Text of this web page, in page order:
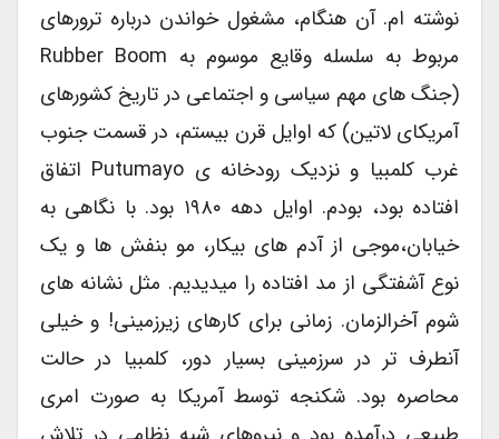
نوشته ام. آن هنگام، مشغول خواندن درباره ترورهای
مربوط به سلسله وقایع موسوم به Rubber Boom
(جنگ های مهم سیاسی و اجتماعی در تاریخ کشورهای
آمریکای لاتین) که اوایل قرن بیستم، در قسمت جنوب
غرب کلمبیا و نزدیک رودخانه ی Putumayo اتفاق
افتاده بود، بودم. اوایل دهه ۱۹۸۰ بود. با نگاهی به
خیابان،موجی از آدم های بیکار، مو بنفش ها و یک
نوع آشفتگی از مد افتاده را میدیدیم. مثل نشانه های
شوم آخرالزمان. زمانی برای کارهای زیرزمینی! و خیلی
آنطرف تر در سرزمینی بسیار دور، کلمبیا در حالت
محاصره بود. شکنجه توسط آمریکا به صورت امری